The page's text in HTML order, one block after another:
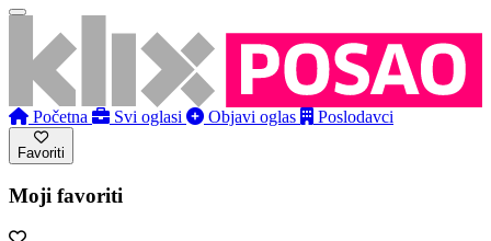
Početna Svi oglasi Objavi oglas Poslodavci
Favoriti
Moji favoriti